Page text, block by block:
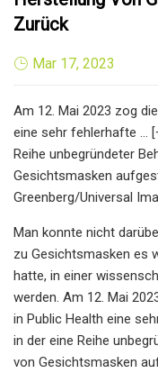
Zurück
Mar 17, 2023
Am 12. Mai 2023 zog
eine sehr fehlerhafte ...
Reihe unbegründeter
Gesichtsmasken
Greenberg/Universal
Man konnte nicht
zu Gesichtsmasken es
hatte, in einer
werden. Am 12. Mai
in Public Health eine
in der eine Reihe
von Gesichtsmasken